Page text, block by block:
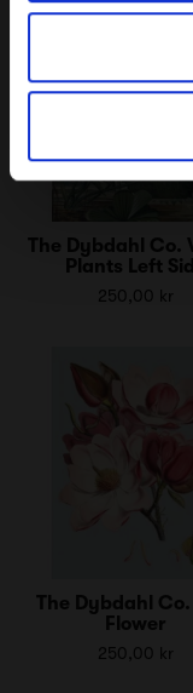
The Dybdahl Co.
Plants Left
250,00 kr
The Dybdahl
Flower
250,00 kr